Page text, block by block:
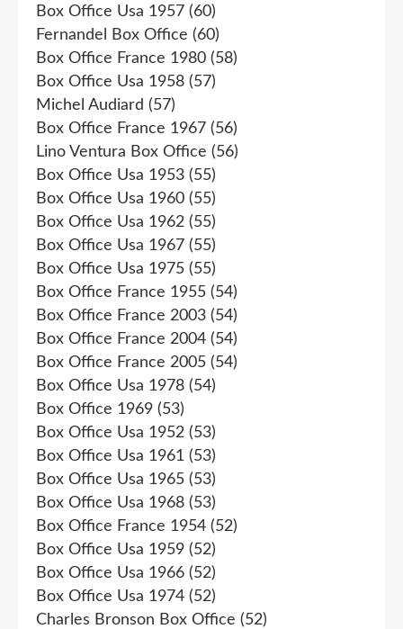
Box Office Usa 1957 (60)
Fernandel Box Office (60)
Box Office France 1980 (58)
Box Office Usa 1958 (57)
Michel Audiard (57)
Box Office France 1967 (56)
Lino Ventura Box Office (56)
Box Office Usa 1953 (55)
Box Office Usa 1960 (55)
Box Office Usa 1962 (55)
Box Office Usa 1967 (55)
Box Office Usa 1975 (55)
Box Office France 1955 (54)
Box Office France 2003 (54)
Box Office France 2004 (54)
Box Office France 2005 (54)
Box Office Usa 1978 (54)
Box Office 1969 (53)
Box Office Usa 1952 (53)
Box Office Usa 1961 (53)
Box Office Usa 1965 (53)
Box Office Usa 1968 (53)
Box Office France 1954 (52)
Box Office Usa 1959 (52)
Box Office Usa 1966 (52)
Box Office Usa 1974 (52)
Charles Bronson Box Office (52)